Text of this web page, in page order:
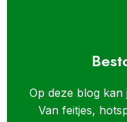
Op deze blog kan
Van feitjes,